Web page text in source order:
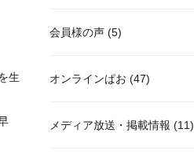
生
会員様の声 (5)
オンラインぱお (47)
メディア放送・掲載情報 (11)